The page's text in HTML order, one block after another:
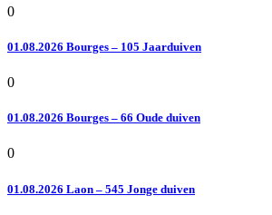
0
01.08.2026 Bourges – 105 Jaarduiven
0
01.08.2026 Bourges – 66 Oude duiven
0
01.08.2026 Laon – 545 Jonge duiven